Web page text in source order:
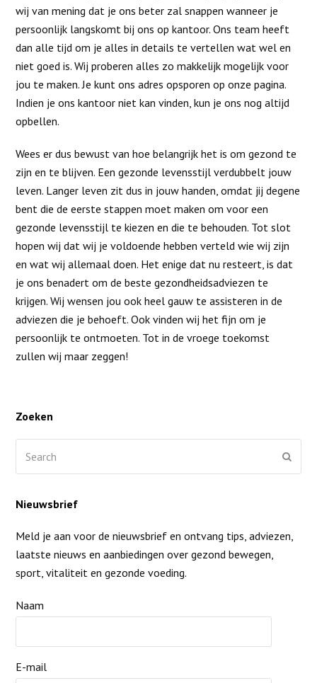
wij van mening dat je ons beter zal snappen wanneer je
persoonlijk langskomt bij ons op kantoor. Ons team heeft
dan alle tijd om je alles in details te vertellen wat wel en
niet goed is. Wij proberen alles zo makkelijk mogelijk voor
jou te maken. Je kunt ons adres opsporen op onze pagina.
Indien je ons kantoor niet kan vinden, kun je ons nog altijd
opbellen.
Wees er dus bewust van hoe belangrijk het is om gezond te
zijn en te blijven. Een gezonde levensstijl verdubbelt jouw
leven. Langer leven zit dus in jouw handen, omdat jij degene
bent die de eerste stappen moet maken om voor een
gezonde levensstijl te kiezen en die te behouden. Tot slot
hopen wij dat wij je voldoende hebben verteld wie wij zijn
en wat wij allemaal doen. Het enige dat nu resteert, is dat
je ons benadert om de beste gezondheidsadviezen te
krijgen. Wij wensen jou ook heel gauw te assisteren in de
adviezen die je behoeft. Ook vinden wij het fijn om je
persoonlijk te ontmoeten. Tot in de vroege toekomst
zullen wij maar zeggen!
Zoeken
Nieuwsbrief
Meld je aan voor de nieuwsbrief en ontvang tips, adviezen,
laatste nieuws en aanbiedingen over gezond bewegen,
sport, vitaliteit en gezonde voeding.
Naam
E-mail